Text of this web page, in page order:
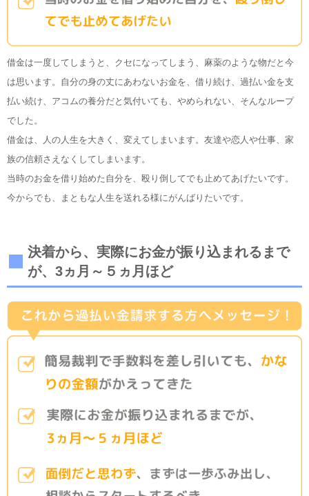
借金は一度してしまうと、クセになってしまう、麻薬のような物だと今
は思います。自分の身の丈にあわないお金を、借り続け、過払い金を支
払い続け、アコムの養分だと気付いても、やめられない、そんなループ
でした。
借金は、人の人生を大きく、変えてしまいます。友達や恋人や仕事、家
族の信頼さえなくしてしまいます。
当時のお金を借り始めた自分を、殴り倒してでも止めてあげたいです。
今からでも、まともな人生を送れる様にがんばりたいです。
決着から、実際にお金が振り込まれるまで
が、3ヵ月～５ヵ月ほど